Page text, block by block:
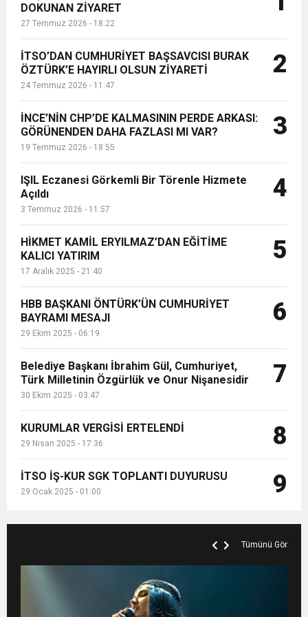
ve Onur Nişanesidir
6:19 HBB BAŞKANI ÖNTÜRK’ÜN
CUMHURİYET BAYRAMI MESAJI
17:36 KURUMLAR VERGİSİ ERTELENDİ
1:00 İTSO İŞ-KUR SGK TOPLANTI
21:40 CEYLANDERE’DE BAŞKAN EMRAH
18:22
GÖNÜLLERE DOKUNAN ZİYARET
DOKUNAN ZİYARET
27 Temmuz 2026 - 18:22
İTSO’DAN CUMHURİYET BAŞSAVCISI BURAK
ÖZTÜRK’E HAYIRLI OLSUN ZİYARETİ
24 Temmuz 2026 - 11:47
2
İNCE’NİN CHP’DE KALMASININ PERDE ARKASI:
GÖRÜNENDEN DAHA FAZLASI MI VAR?
19 Temmuz 2026 - 18:55
3
IŞIL Eczanesi Görkemli Bir Törenle Hizmete
Açıldı
3 Temmuz 2026 - 11:57
4
HİKMET KAMİL ERYILMAZ’DAN EĞİTİME
KALICI YATIRIM
17 Aralık 2025 - 21:40
5
HBB BAŞKANI ÖNTÜRK’ÜN CUMHURİYET
BAYRAMI MESAJI
29 Ekim 2025 - 06:19
6
Belediye Başkanı İbrahim Gül, Cumhuriyet,
Türk Milletinin Özgürlük ve Onur Nişanesidir
30 Ekim 2025 - 03:47
7
KURUMLAR VERGİSİ ERTELENDİ
29 Nisan 2025 - 17:36 8
İTSO İŞ-KUR SGK TOPLANTI DUYURUSU
29 Ocak 2025 - 01:00 9
Tümünü Gör